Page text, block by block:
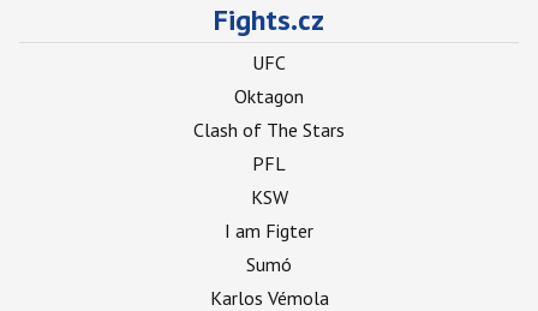
Fights.cz
UFC
Oktagon
Clash of The Stars
PFL
KSW
I am Figter
Sumó
Karlos Vémola